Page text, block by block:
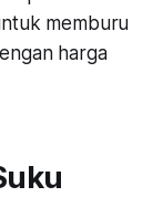
memburu
harga